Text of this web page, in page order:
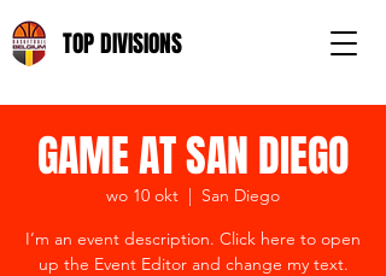
TOP DIVISIONS
GAME AT SAN DIEGO
wo 10 okt
  |
San Diego
I’m an event description. Click here to open
up the Event Editor and change my text.